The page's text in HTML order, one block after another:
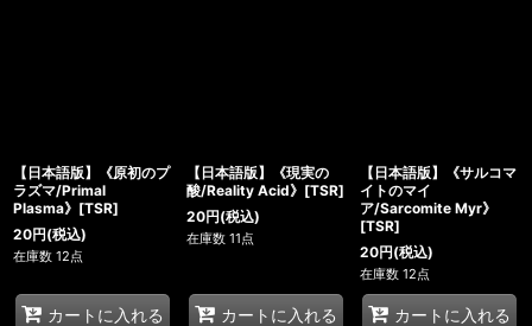
【日本語版】《原初のプ
ラズマ/Primal
Plasma》[TSR]
20円(税込)
在庫数 12点
カートに入れる
【日本語版】《現実の
酸/Reality Acid》[TSR]
20円(税込)
在庫数 11点
カートに入れる
【日本語版】《サルコマ
イトのマイ
ア/Sarcomite Myr》
[TSR]
20円(税込)
在庫数 12点
カートに入れる